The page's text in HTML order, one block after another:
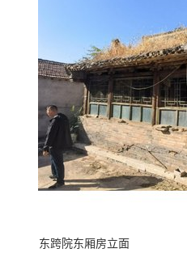
东跨院东厢房立面